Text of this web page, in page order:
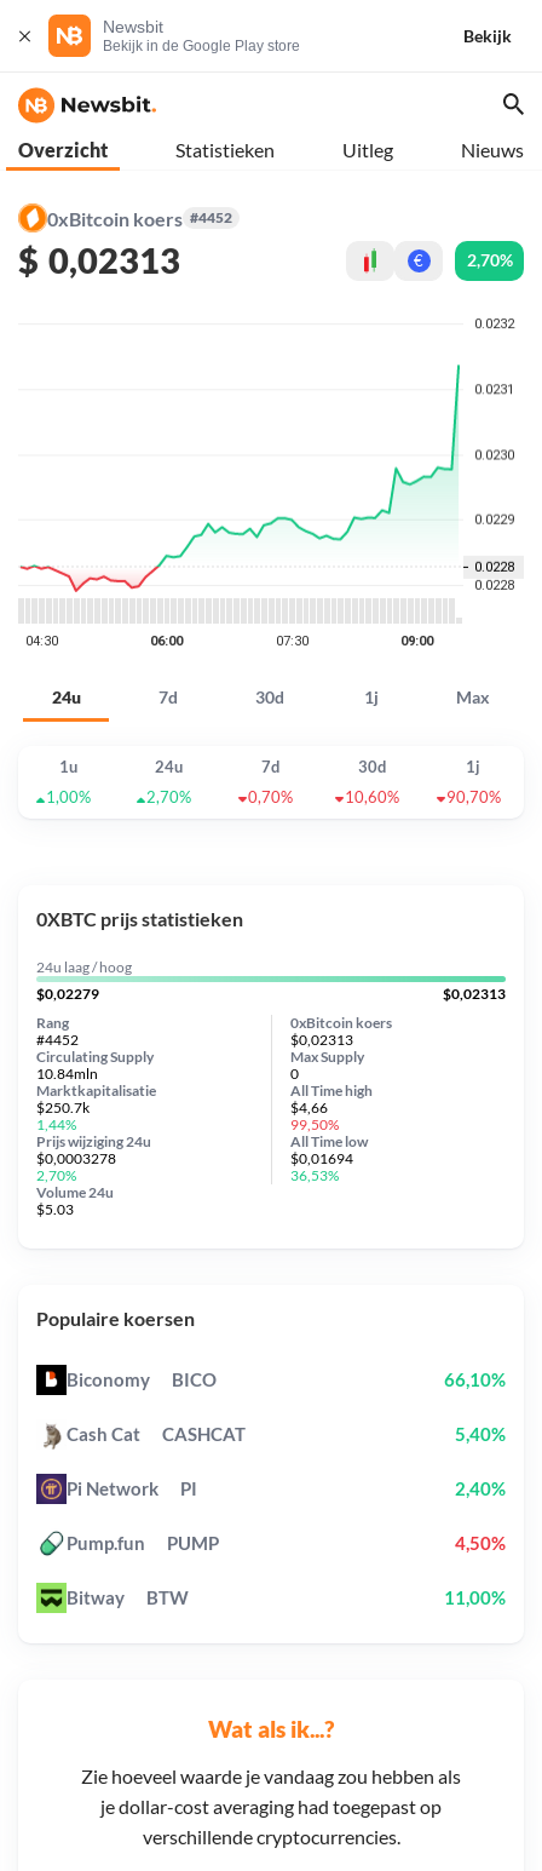
Newsbit
Bekijk in de Google Play store
Bekijk
Overzicht Statistieken Uitleg Nieuws
0xBitcoin koers #4452
$ 0,02313 € 2,70%
24u 7d 30d 1j Max
1u 24u 7d 30d
1j
1,00%
2,70% 0,70% 10,60% 90,70%
Wat als ik...?
Zie hoeveel waarde je vandaag zou hebben als
je dollar-cost averaging had toegepast op
verschillende cryptocurrencies.
0XBTC prijs statistieken
24u laag / hoog
$0,02279
$0,02313
0xBitcoin koers
$0,02313
Circulating Supply
10.84mln
Prijs wijziging 24u
$0,0003278
2,70%
Max Supply
0
Marktkapitalisatie
$250.7k
1,44%
Volume 24u
$5.03
Rang
#4452
All Timehigh
$4,66
99,50%
All Time low
$0,01694
36,53%
Populaire koersen
Biconomy BICO 66,10%
Cash Cat CASHCAT 5,40%
Pi Network PI 2,40%
Pump.fun PUMP 4,50%
Bitway BTW 11,00%